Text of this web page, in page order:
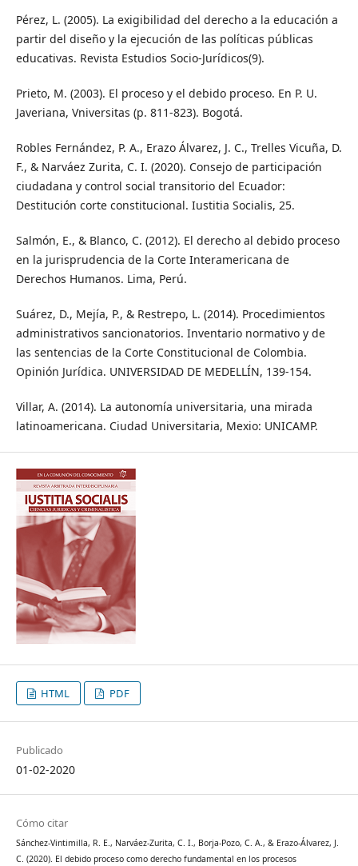
Pérez, L. (2005). La exigibilidad del derecho a la educación a
partir del diseño y la ejecución de las políticas públicas
educativas. Revista Estudios Socio-Jurídicos(9).
Prieto, M. (2003). El proceso y el debido proceso. En P. U.
Javeriana, Vniversitas (p. 811-823). Bogotá.
Robles Fernández, P. A., Erazo Álvarez, J. C., Trelles Vicuña, D.
F., & Narváez Zurita, C. I. (2020). Consejo de participación
ciudadana y control social transitorio del Ecuador:
Destitución corte constitucional. Iustitia Socialis, 25.
Salmón, E., & Blanco, C. (2012). El derecho al debido proceso
en la jurisprudencia de la Corte Interamericana de
Derechos Humanos. Lima, Perú.
Suárez, D., Mejía, P., & Restrepo, L. (2014). Procedimientos
administrativos sancionatorios. Inventario normativo y de
las sentencias de la Corte Constitucional de Colombia.
Opinión Jurídica. UNIVERSIDAD DE MEDELLÍN, 139-154.
Villar, A. (2014). La autonomía universitaria, una mirada
latinoamericana. Ciudad Universitaria, Mexio: UNICAMP.
HTML PDF
Publicado
01-02-2020
Cómo citar
Sánchez-Vintimilla, R. E., Narváez-Zurita, C. I., Borja-Pozo, C. A., & Erazo-Álvarez, J.
C. (2020). El debido proceso como derecho fundamental en los procesos